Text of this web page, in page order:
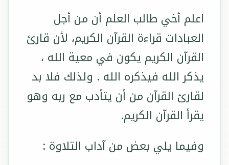
اعلم أخي طالب العلم أن من أجل
العبادات قراءة القرآن الكريم، لأن قارئ
القرآن الكريم يكون في معية الله ،
يذكر الله فيذكره الله . ولذلك فلا بد
لقارئ القرآن من أن يتأدب مع ربه وهو
يقرأ القرآن الكريم.
وفيما يلي بعض من آداب التلاوة :